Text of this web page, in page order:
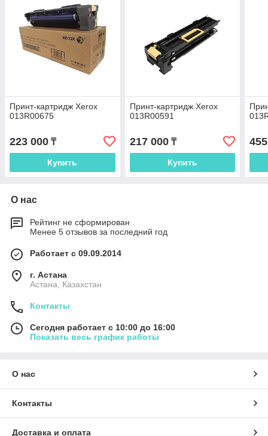
Принт-картридж Xerox
013R00675
223 000 ₸
Купить
Принт-картридж Xerox
013R00591
217 000₸
Купить
О нас
Рейтинг не сформирован
Менее 5 отзывов за последний год
Работает с 09.09.2014
г. Астана
Астана, Казахстан
Контакты
Сегодня работает с 10:00 до 16:00
Показать весь график работы
О нас
Контакты
Доставка и оплата